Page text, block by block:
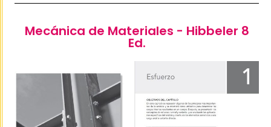
Mecánica de Materiales - Hibbeler 8
Ed.